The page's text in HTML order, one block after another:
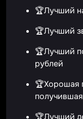
🏆Лучший
🏆Лучший
🏆Лучший
рублей
🏆Хорошая
🏆Лучший